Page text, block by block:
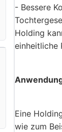
- Bessere
Holding
einheitliche
Eine
wie zum